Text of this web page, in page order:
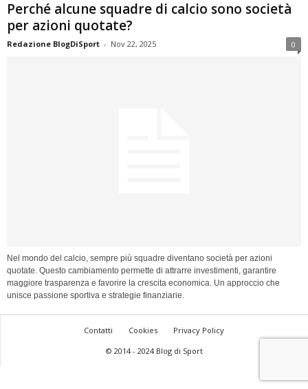
Perché alcune squadre di calcio sono società
per azioni quotate?
Redazione BlogDiSport - Nov 22, 2025 0
Nel mondo del calcio, sempre più squadre diventano società per azioni
quotate. Questo cambiamento permette di attrarre investimenti, garantire
maggiore trasparenza e favorire la crescita economica. Un approccio che
unisce passione sportiva e strategie finanziarie.
Contatti Cookies
Privacy Policy
© 2014 - 2024 Blog di Sport